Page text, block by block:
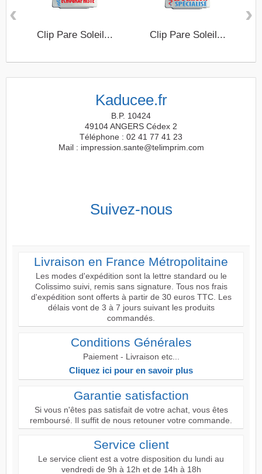
Clip Pare Soleil... Clip Pare Soleil...
‹ ›
Kaducee.fr
B.P. 10424
49104 ANGERS Cédex 2
Téléphone : 02 41 77 41 23
Mail : impression.sante@telimprim.com
Suivez-nous
Livraison en France Métropolitaine
Les modes d'expédition sont la lettre standard ou le
Colissimo suivi, remis sans signature. Tous nos frais
d'expédition sont offerts à partir de 30 euros TTC. Les
délais vont de 3 à 7 jours suivant les produits
commandés.
Conditions Générales
Paiement - Livraison etc...
Cliquez ici pour en savoir plus
Garantie satisfaction
Si vous n'êtes pas satisfait de votre achat, vous êtes
remboursé. Il suffit de nous retouner votre commande.
Service client
Le service client est a votre disposition du lundi au
vendredi de 9h à 12h et de 14h à 18h